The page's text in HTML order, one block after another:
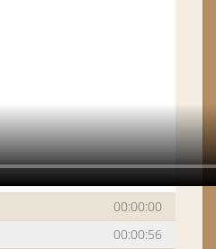
00:00:00
00:00:56